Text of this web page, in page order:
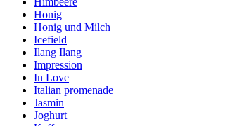
Honig
Honig und Milch
Icefield
Ilang Ilang
Impression
In Love
Italian promenade
Jasmin
Joghurt